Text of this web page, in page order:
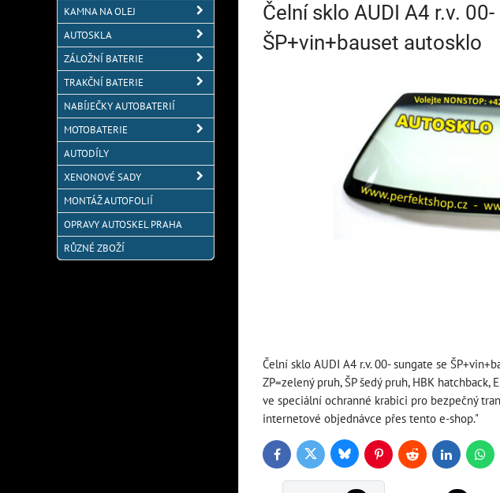
Čelní sklo AUDI A4 r.v.
ŠP+vin+bauset autosklo
Čelní sklo AUDI A4 r.v. 00- sungate se
ZP=zelený pruh, ŠP šedý pruh, HBK hatchback,
ve speciální ochranné krabici pro bezpečný
internetové objednávce přes tento e-shop."
FacebookTwitter BlueskyPinterestReddit LinkedIn
KAMNA NA OLEJ
AUTOSKLA
ZÁLOŽNÍ BATERIE
TRAKČNÍ BATERIE
NABÍJEČKY AUTOBATERIÍ
MOTOBATERIE
AUTODÍLY
XENONOVÉ SADY
MONTÁŽ AUTOFOLIÍ
OPRAVY AUTOSKEL PRAHA
RŮZNÉ ZBOŽÍ